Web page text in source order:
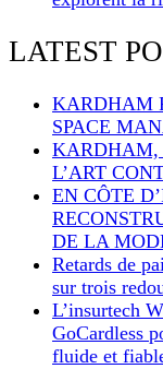
LATEST
KARDHAM
SPACE
KARDHAM,
L’ART
EN CÔTE
DE LA
Retards de
sur trois
L’insurtech
GoCardless
fluide et